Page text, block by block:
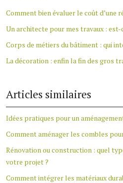
Comment bien évaluer le coût d’une
Un architecte pour mes travaux : est-
Corps de métiers du bâtiment : qui
La décoration : enfin la fin des gros
Articles similaires
Idées pratiques pour un
Comment aménager les combles
Rénovation ou construction : quel
votre projet ?
Comment intégrer les matériaux